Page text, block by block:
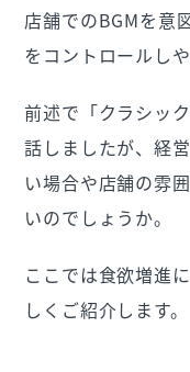
店舗でのBGMを意
をコントロールし
前述で「クラシッ
話しましたが、経
い場合や店舗の雰
いのでしょうか。
ここでは食欲増進
しくご紹介します。